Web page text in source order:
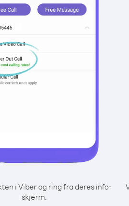
i Viber og ring fra deres info-
skjerm.